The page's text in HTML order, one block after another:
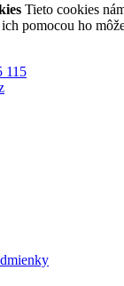
Tieto cookies
pomocou ho
115